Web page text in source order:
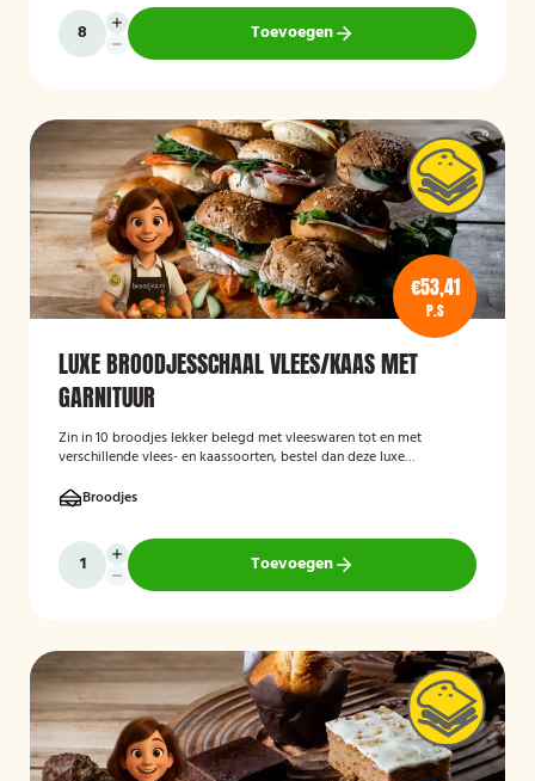
Toevoegen
€53,41
P.S
LUXE BROODJESSCHAAL VLEES/KAAS MET
GARNITUUR
Zin in 10 broodjes lekker belegd met vleeswaren tot en met
verschillende vlees- en kaassoorten, bestel dan deze luxe
Broodjes
Toevoegen